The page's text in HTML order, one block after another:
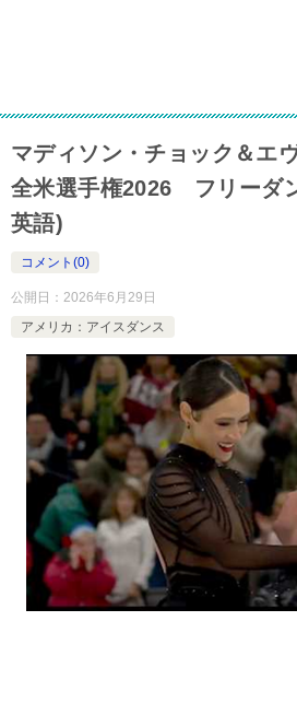
マディソン・チョック＆エ
全米選手権2026 フリーダ
英語)
コメント(0)
公開日： 2026年6月29日
アメリカ：アイスダンス